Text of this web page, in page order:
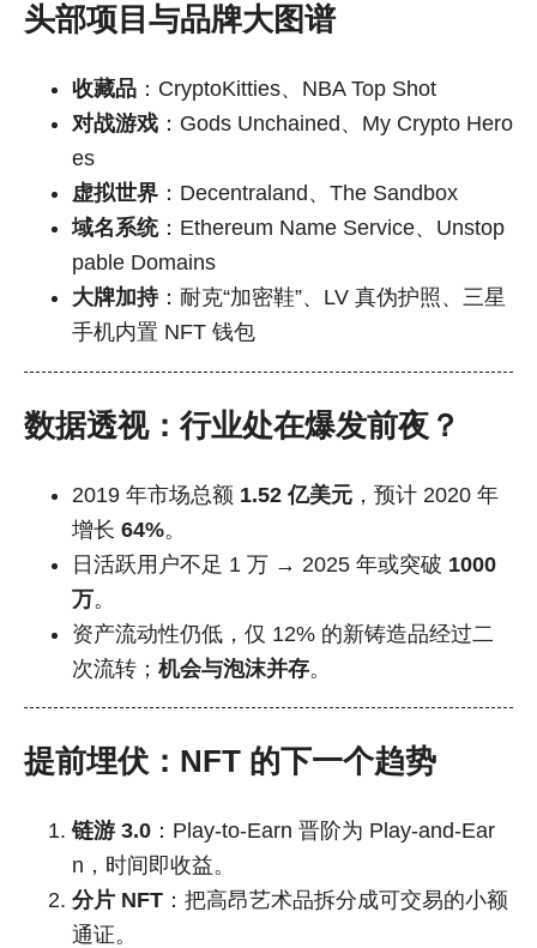
头部项目与品牌大图谱
收藏品 ：CryptoKitties、NBA Top Shot
对战游戏 ：Gods Unchained、My Crypto Hero
es
虚拟世界 ：Decentraland、The Sandbox
域名系统：Ethereum Name Service、Unstop
pable Domains
大牌加持：耐克“加密鞋”、LV 真伪护照、三星
手机内置 NFT 钱包
数据透视：行业处在爆发前夜？
2019 年市场总额 1.52 亿美元 ，预计 2020 年
增长 64%。
日活跃用户不足 1 万 → 2025 年或突破 1000
万。
资产流动性仍低，仅 12% 的新铸造品经过二
次流转； 机会与泡沫并存。
提前埋伏：NFT 的下一个趋势
链游 3.0 ：Play-to-Earn 晋阶为 Play-and-Ear
n，时间即收益。
分片 NFT ：把高昂艺术品拆分成可交易的小额
通证。